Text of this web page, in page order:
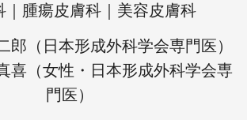
｜腫瘍皮膚科｜美容皮膚科
郎（日本形成外科学会専門医）
喜（女性・日本形成外科学会専
門医）